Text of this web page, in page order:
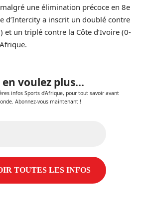
une élimination précoce en 8e
d’Intercity a inscrit un doublé contre
et un triplé contre la Côte d’Ivoire (0-
en voulez plus...
infos Sports d'Afrique, pour tout savoir avant
Abonnez-vous maintenant !